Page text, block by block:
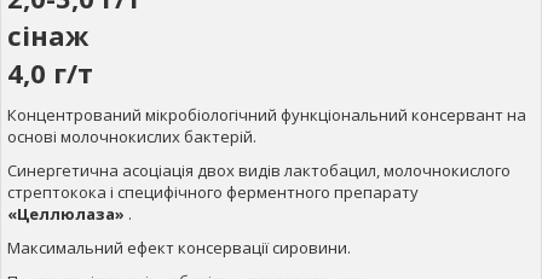
сінаж
4,0 г/т
Концентрований мікробіологічний функціональний консервант на
основі молочнокислих бактерій.
Синергетична асоціація двох видів лактобацил, молочнокислого
стрептокока і специфічного ферментного препарату
«Целлюлаза» .
Максимальний ефект консервації сировини.